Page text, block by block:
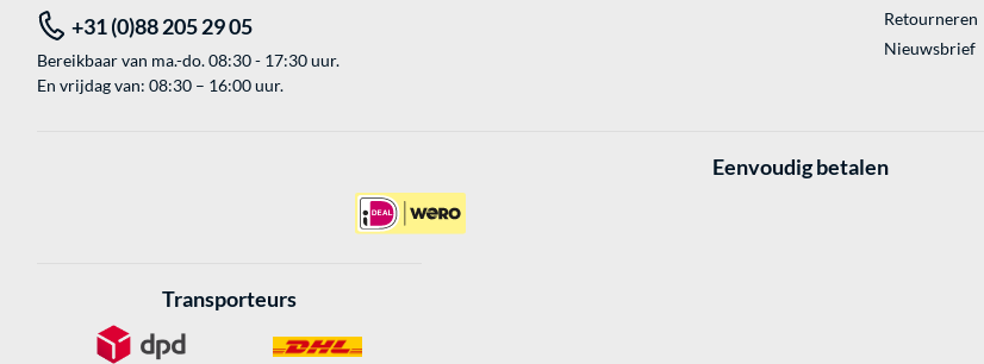
+31 (0)88 205 29 05
Bereikbaar van ma.-do. 08:30 - 17:30 uur.
En vrijdag van: 08:30 – 16:00 uur.
Retourneren
Nieuwsbrief
Eenvoudig betalen
Transporteurs